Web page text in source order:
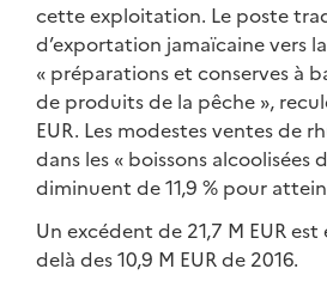
cette exploitation. Le poste
d’exportation jamaïcaine vers
« préparations et conserves à
de produits de la pêche »,
EUR. Les modestes ventes de
dans les « boissons alcoolisées
diminuent de 11,9 % pour
Un excédent de 21,7 M EUR
delà des 10,9 M EUR de 2016.